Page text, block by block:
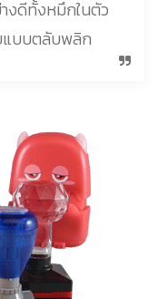
งดีทั้งหมึกในตัว
แบบตลับพลิก